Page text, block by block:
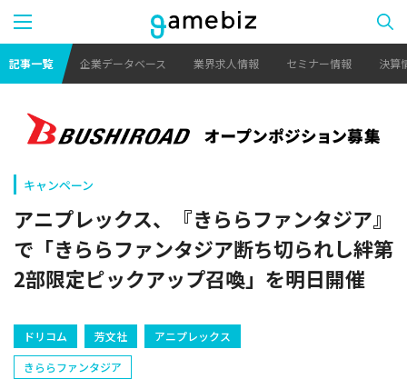
記事一覧 企業データベース 業界求人情報 セミナー情報 決算
キャンペーン
アニプレックス、『きららファンタジア』
で「きららファンタジア断ち切られし絆第
2部限定ピックアップ召喚」を明日開催
ドリコム 芳文社
アニプレックス
きららファンタジア